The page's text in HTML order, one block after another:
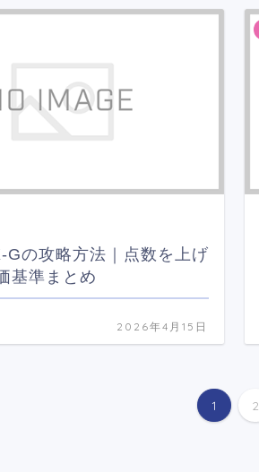
Gの攻略方法｜点数を上げ
基準まとめ
2026年4月15日
1 2